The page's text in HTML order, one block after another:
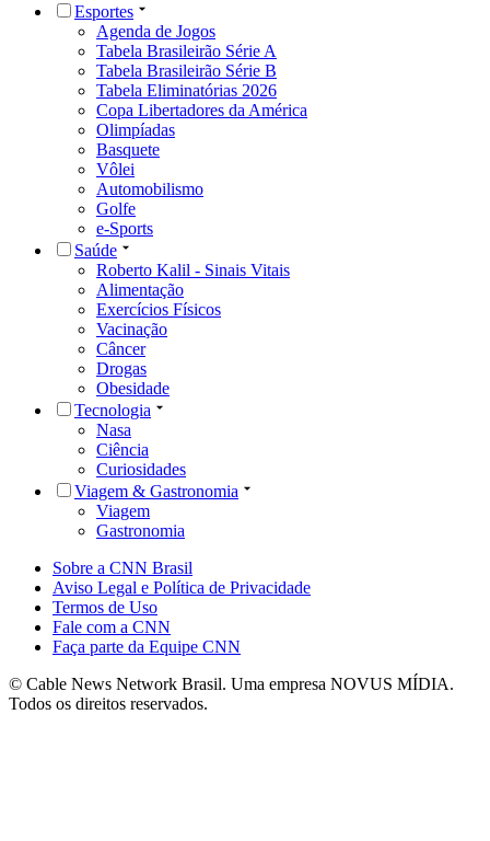
Esportes
Agenda de Jogos
Tabela Brasileirão Série A
Tabela Brasileirão Série B
Tabela Eliminatórias 2026
Copa Libertadores da América
Olimpíadas
Basquete
Vôlei
Automobilismo
Golfe
e-Sports
Saúde
Roberto Kalil - Sinais Vitais
Alimentação
Exercícios Físicos
Vacinação
Câncer
Drogas
Obesidade
Tecnologia
Nasa
Ciência
Curiosidades
Viagem & Gastronomia
Viagem
Gastronomia
Sobre a CNN Brasil
Aviso Legal e Política de Privacidade
Termos de Uso
Fale com a CNN
Faça parte da Equipe CNN
© Cable News Network Brasil. Uma empresa NOVUS MÍDIA.
Todos os direitos reservados.